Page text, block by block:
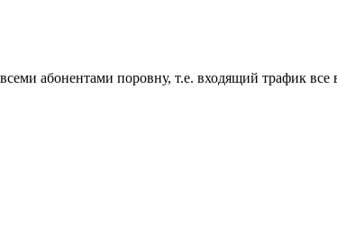
абонентами поровну, т.е. входящий трафик все